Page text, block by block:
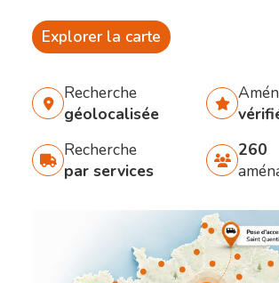
Explorer la carte
Recherche
géolocalisée
Recherche
par services
260